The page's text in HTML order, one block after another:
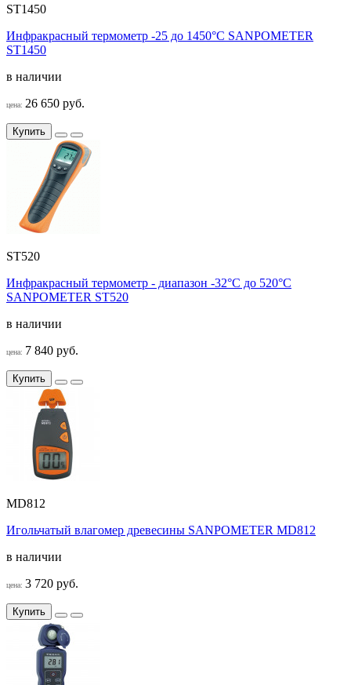
ST1450
Инфракрасный термометр -25 до 1450°C SANPOMETER
ST1450
в наличии
цена: 26 650 руб.
Купить
ST520
Инфракрасный термометр - диапазон -32°C до 520°C
SANPOMETER ST520
в наличии
цена: 7 840 руб.
Купить
MD812
Игольчатый влагомер древесины SANPOMETER MD812
в наличии
цена: 3 720 руб.
Купить